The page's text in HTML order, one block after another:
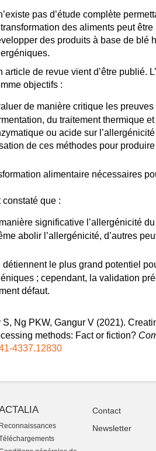
n’existe pas d’étude complète
transformation des aliments peut
des produits à base de blé
article de revue vient d’être publié.
objectifs :
de manière critique les preuves
du traitement thermique et
ou acide sur
de ces méthodes pour
alimentaire nécessaires
que :
significative l’allergénicité
abolir l’allergénicité, d’autres
le plus grand potentiel
; cependant, la validation
défaut.
S, Ng PKW, Gangur V (2021).
methods: Fact or fiction?
4337.12830
Reconnaissances
Contact
Newsletter